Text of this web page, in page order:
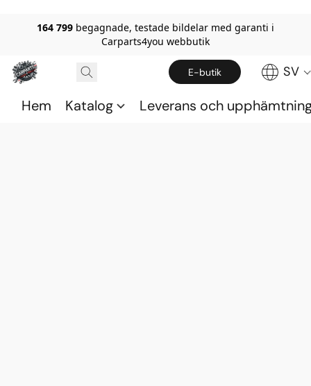
164 799 begagnade, testade bildelar med garanti i
Carparts4you webbutik
E-butik SV
Hem Katalog Leverans och